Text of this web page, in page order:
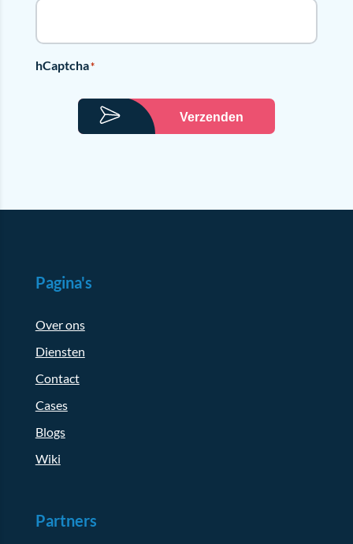
hCaptcha*
Verzenden
Pagina's
Over ons
Diensten
Contact
Cases
Blogs
Wiki
Partners